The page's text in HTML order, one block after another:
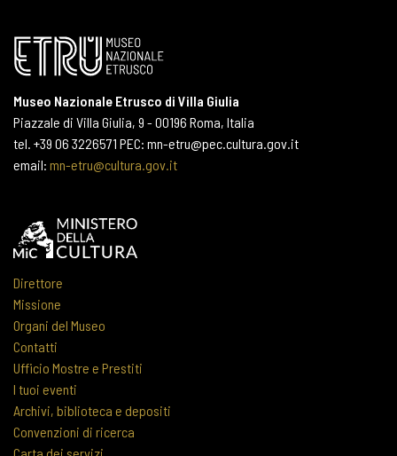
Museo Nazionale Etrusco di Villa Giulia
Piazzale di Villa Giulia, 9 - 00196 Roma, Italia
tel. +39 06 3226571 PEC: mn-etru@pec.cultura.gov.it
email: mn-etru@cultura.gov.it
Direttore
Missione
Organi del Museo
Contatti
Ufficio Mostre e Prestiti
I tuoi eventi
Archivi, biblioteca e depositi
Convenzioni di ricerca